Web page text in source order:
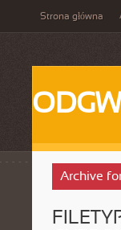
Strona główna
Archive